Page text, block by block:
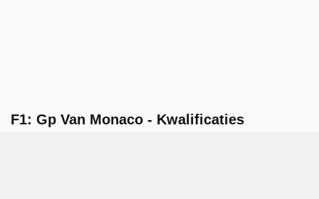
F1: Gp Van Monaco - Kwalificaties